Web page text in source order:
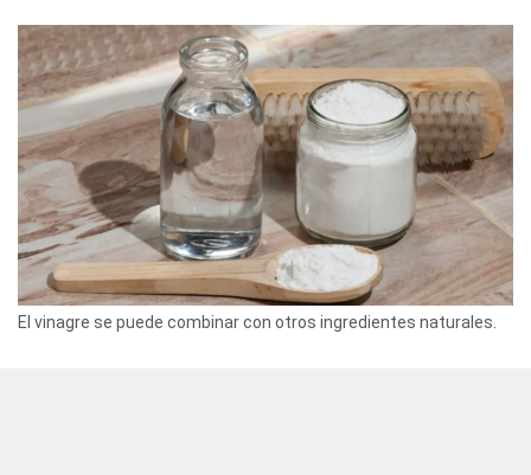
El vinagre se puede combinar con otros ingredientes naturales.